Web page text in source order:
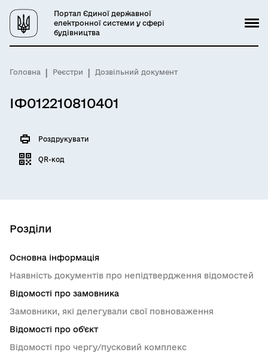
Портал Єдиної державної
електронної системи у сфері
будівництва
Головна Реєстри Дозвільний документ
ІФ012210810401
Роздрукувати
QR-код
Розділи
Основна інформація
Наявність документів про непідтвердження відомостей
Відомості про замовника
Замовники, які делегували свої повноваження
Відомості про об'єкт
Відомості про чергу/пусковий комплекс